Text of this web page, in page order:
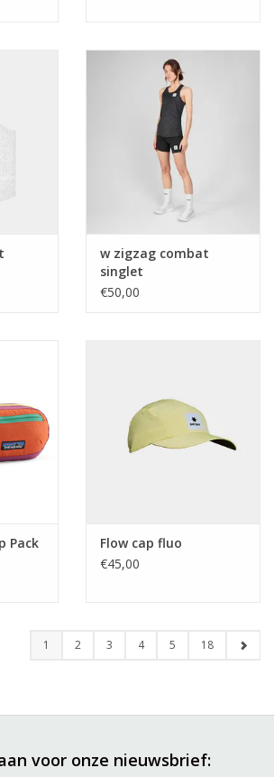
w zigzag combat
singlet
€50,00
Pack
Flow cap fluo
€45,00
1 2 3 4 5 18
voor onze nieuwsbrief: